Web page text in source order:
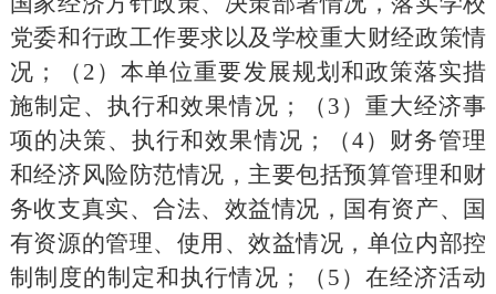
党委和行政工作要求以及学校重大财经政策情
况；
（ 2 ）本单位重要发展规划和政策落实措
施制定、执行和效果情况；
（ 3 ） 重大经济事
项的决策、执行和效果情况；
（4） 财务管理
和经济风险防范情况，主要包括预算管理和财
务收支真实、合法、效益情况，国有资产、国
有资源的管理、使用、效益情况，单位内部控
制制度的制定和执行情况；
（ 5 ） 在经济活动